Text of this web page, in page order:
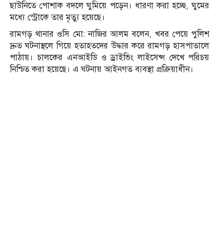
ছাউনিতে পোশাক বদলে ঘুমিয়ে পড়েন। ধারণা করা হচ্ছে, ঘুমের
মধ্যে স্ট্রোকে তার মৃত্যু হয়েছে।
রামগড় থানার ওসি মো: নাজির আলম বলেন, খবর পেয়ে পুলিশ
দ্রুত ঘটনাস্থলে গিয়ে হতাহতদের উদ্ধার করে রামগড় হাসপাতালে
পাঠায়। চালকের এনআইডি ও ড্রাইভিং লাইসেন্স দেখে পরিচয়
নিশ্চিত করা হয়েছে। এ ঘটনায় আইনগত ব্যবস্থা প্রক্রিয়াধীন।